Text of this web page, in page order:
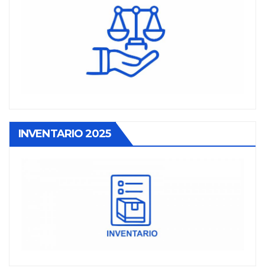
INVENTARIO 2025